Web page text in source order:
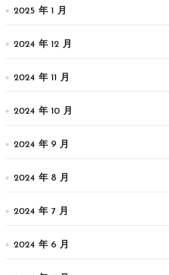
2025 年 1 月
2024 年 12 月
2024 年 11 月
2024 年 10 月
2024 年 9 月
2024 年 8 月
2024 年 7 月
2024 年 6 月